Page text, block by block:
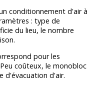
conditionnement d'air à
: type de
du lieu, le nombre
pour les
coûteux, le monobloc
d'évacuation d'air.